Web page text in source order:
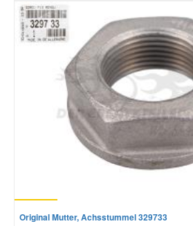
Original Mutter, Achsstummel 329733